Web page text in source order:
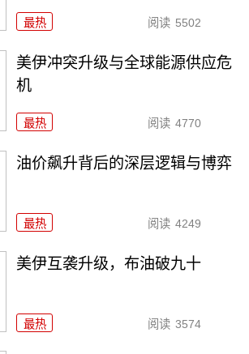
最热 阅读 5502
美伊冲突升级与全球能源供应危
机
最热 阅读 4770
油价飙升背后的深层逻辑与博弈
最热 阅读 4249
美伊互袭升级，布油破九十
最热 阅读 3574